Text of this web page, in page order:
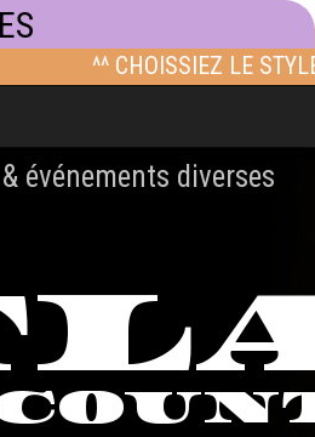
^^ CHOISSIEZ LE
événements diverses